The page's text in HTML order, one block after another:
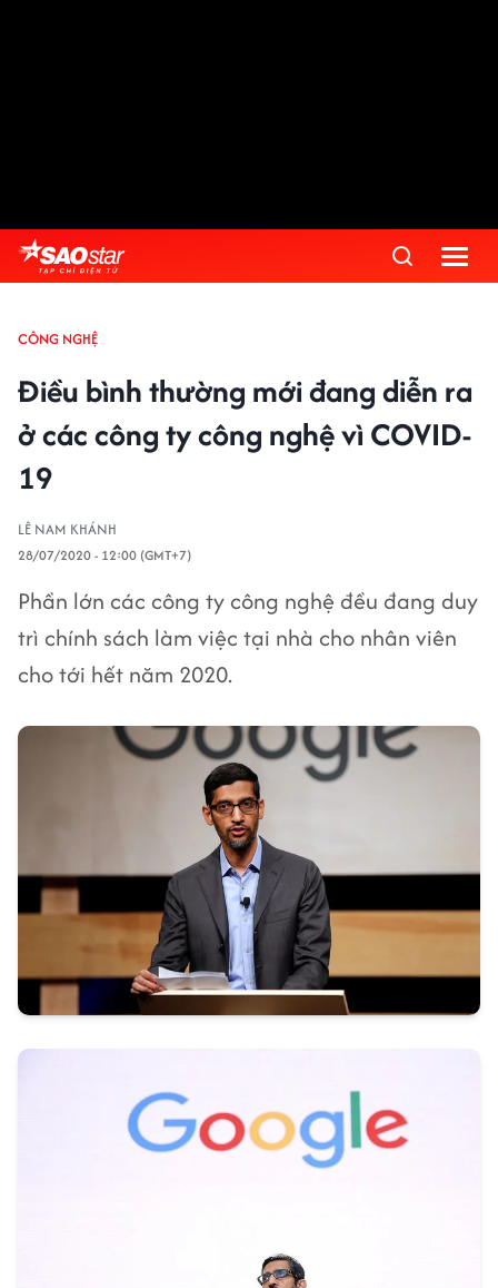
CÔNG NGHỆ
Điều bình thường mới đang diễn ra
ở các công ty công nghệ vì COVID-
19
LÊ NAM KHÁNH
28/07/2020 - 12:00 (GMT+7)
Phần lớn các công ty công nghệ đều đang duy
trì chính sách làm việc tại nhà cho nhân viên
cho tới hết năm 2020.